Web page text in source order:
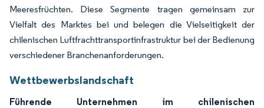
Meeresfrüchten. Diese Segmente tragen gemeinsam zur
Vielfalt des Marktes bei und belegen die Vielseitigkeit der
chilenischen Luftfrachttransportinfrastruktur bei der Bedienung
verschiedener Branchenanforderungen.
Wettbewerbslandschaft
Führende Unternehmen im chilenischen